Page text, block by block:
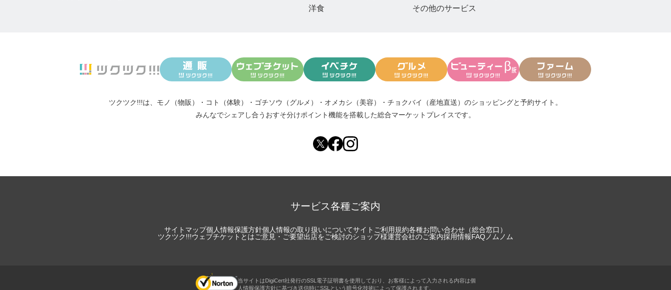
洋食
その他のサービス
ツクツク!!!は、 モノ（物販） ・ コト（体験） ・ ゴチソウ（グルメ） ・ オメカシ（美容） ・ チョクバイ（産地直送） のショッピングと予約サイト。
みんなでシェアし合う おすそ分けポイント機能を搭載した総合マーケットプレイスです。
サービス各種ご案内
サイトマップ個人情報保護方針個人情報の取り扱いについてサイトご利用規約各種お問い合わせ（総合窓口）
ツクツク!!!ウェブチケットとはご意見・ご要望出店をご検討のショップ様運営会社のご案内採用情報FAQ ノムノム
当サイトはDigiCert社発行のSSL電子証明書を使用しており、お客様によって入力される内容は個
人情報保護方針に基づき送信時にSSLという暗号化技術によって保護されます。